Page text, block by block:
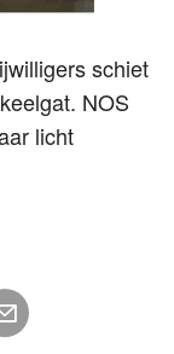
schiet
NOS
licht